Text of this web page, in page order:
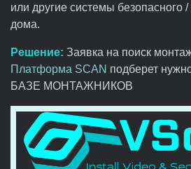
или другие системы безопасного
дома.
Решение: Заявка на поиск
Платформа SCAN подберет
БАЗЕ МОНТАЖНИКОВ